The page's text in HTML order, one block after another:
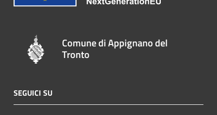
Comune di Appignano del
Tronto
SEGUICI SU